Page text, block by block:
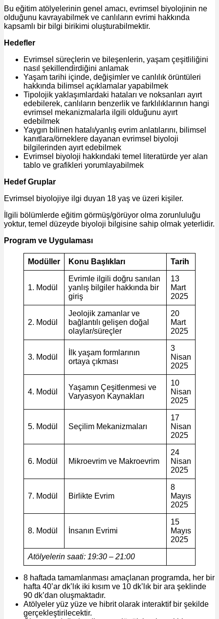
Bu eğitim atölyelerinin genel amacı, evrimsel biyolojinin ne
olduğunu kavrayabilmek ve canlıların evrimi hakkında
kapsamlı bir bilgi birikimi oluşturabilmektir.
Hedefler
Evrimsel süreçlerin ve bileşenlerin, yaşam çeşitliliğini
nasıl şekillendirdiğini anlamak
Yaşam tarihi içinde, değişimler ve canlılık örüntüleri
hakkında bilimsel açıklamalar yapabilmek
Tipolojik yaklaşımlardaki hataları ve noksanları ayırt
edebilerek, canlıların benzerlik ve farklılıklarının hangi
evrimsel mekanizmalarla ilgili olduğunu ayırt
edebilmek
Yaygın bilinen hatalı/yanlış evrim anlatılarını, bilimsel
kanıtlara/örneklere dayanan evrimsel biyoloji
bilgilerinden ayırt edebilmek
Evrimsel biyoloji hakkındaki temel literatürde yer alan
tablo ve grafikleri yorumlayabilmek
Hedef Gruplar
Evrimsel biyolojiye ilgi duyan 18 yaş ve üzeri kişiler.
İlgili bölümlerde eğitim görmüş/görüyor olma zorunluluğu
yoktur, temel düzeyde biyoloji bilgisine sahip olmak yeterlidir.
Program ve Uygulaması
Modüller Konu Başlıkları Tarih
1. Modül
Evrimle ilgili doğru sanılan
yanlış bilgiler hakkında bir
giriş
13
Mart
2025
2. Modül
Jeolojik zamanlar ve
bağlantılı gelişen doğal
olaylar/süreçler
20
Mart
2025
3. Modül
İlk yaşam formlarının
ortaya çıkması
3
Nisan
2025
4. Modül
Yaşamın Çeşitlenmesi ve
Varyasyon Kaynakları
10
Nisan
2025
5. Modül Seçilim Mekanizmaları
17
Nisan
2025
6. Modül Mikroevrim ve Makroevrim
24
Nisan
2025
7. Modül Birlikte Evrim
8
Mayıs
2025
8. Modül İnsanın Evrimi
15
Mayıs
2025
Atölyelerin saati: 19:30 – 21:00
8 haftada tamamlanması amaçlanan programda, her bir
hafta 40’ar dk’lık iki kısım ve 10 dk’lık bir ara şeklinde
90 dk’dan oluşmaktadır.
Atölyeler yüz yüze ve hibrit olarak interaktif bir şekilde
gerçekleştirilecektir.